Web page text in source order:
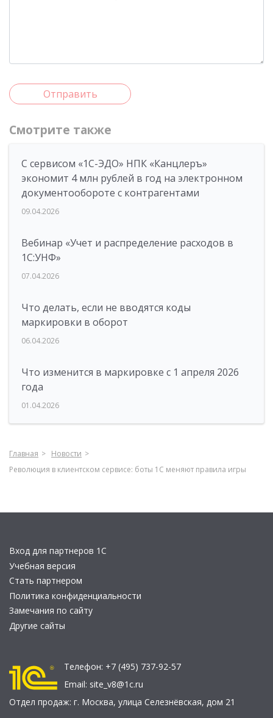
Отправить
Смотрите также
С сервисом «1С-ЭДО» НПК «Канцлеръ»
экономит 4 млн рублей в год на электронном
документообороте с контрагентами
09.04.2026
Вебинар «Учет и распределение расходов в
1С:УНФ»
07.04.2026
Что делать, если не вводятся коды
маркировки в оборот
06.04.2026
Что изменится в маркировке с 1 апреля 2026
года
01.04.2026
Главная
Новости
Революция в клиентском сервисе: боты 1С меняют правила игры
Вход для партнеров 1С
Учебная версия
Стать партнером
Политика конфиденциальности
Замечания по сайту
Другие сайты
Телефон: +7 (495) 737-92-57
Email: site_v8@1c.ru
Отдел продаж: г. Москва, улица Селезнёвская, дом 21